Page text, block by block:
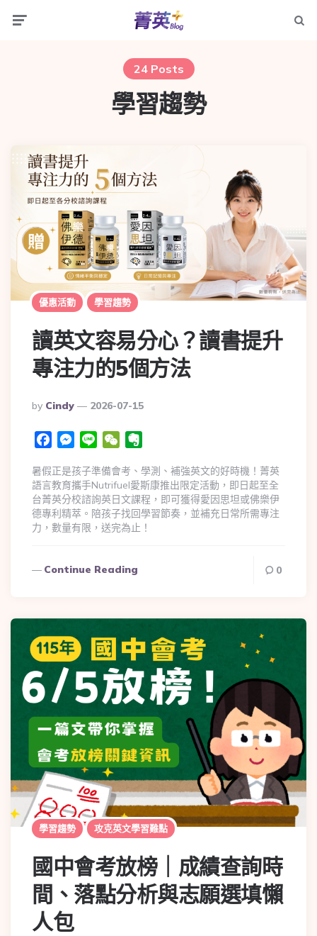
24 Posts
學習趨勢
優惠活動 學習趨勢
讀英文容易分心？讀書提升
專注力的5個方法
By Cindy 2026-07-15
FacebookMessenger
Line WeChat
暑假正是孩子準備會考、學測、補強英文的好時機！菁英
語言教育攜手Nutrifuel愛斯康推出限定活動，即日起至全
台菁英分校諮詢英日文課程，即可獲得愛因思坦或佛樂伊
德專利精萃。陪孩子找回學習節奏，並補充日常所需專注
力，數量有限，送完為止！
Continue Reading 0
學習趨勢 攻克英文學習難點
國中會考放榜｜成績查詢時
間、落點分析與志願選填懶
人包